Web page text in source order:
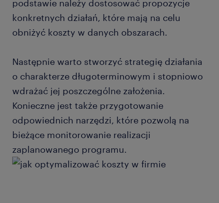
podstawie należy dostosować propozycje
konkretnych działań, które mają na celu
obniżyć koszty w danych obszarach.
Następnie warto stworzyć strategię działania
o charakterze długoterminowym i stopniowo
wdrażać jej poszczególne założenia.
Konieczne jest także przygotowanie
odpowiednich narzędzi, które pozwolą na
bieżące monitorowanie realizacji
zaplanowanego programu.